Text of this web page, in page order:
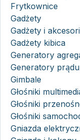
Frytkownice
Gadżety
Gadżety i
Gadżety kibica
Generatory
Generatory prądu
Gimbale
Głośniki
Głośniki
Głośniki
Gniazda